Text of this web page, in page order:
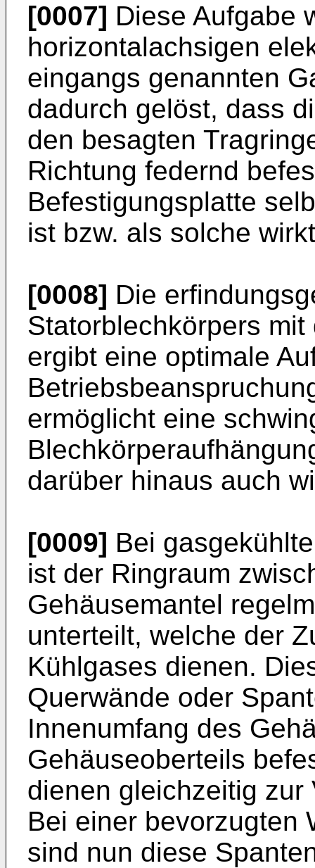
[0007] Diese Aufgabe
horizontalachsigen
eingangs genannten
dadurch gelöst, dass
den besagten
Richtung federnd
Befestigungsplatte
ist bzw. als solche
[0008] Die
Statorblechkörpers
ergibt eine optimale
ermöglicht eine
darüber hinaus auch
[0009] Bei
ist der Ringraum
Gehäusemantel
unterteilt, welche der
Kühlgases dienen.
Querwände oder
Innenumfang des
Gehäuseoberteils
dienen gleichzeitig
Bei einer bevorzugten
sind nun diese